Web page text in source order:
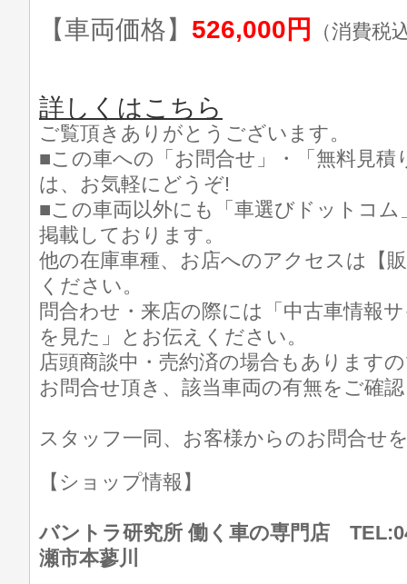
【車両価格】 526,000円 （消費税
詳しくはこちら
ご覧頂きありがとうございます。
■この車への「お問合せ」・「無料見積
は、お気軽にどうぞ!
■この車両以外にも「車選びドットコ
掲載しております。
他の在庫車種、お店へのアクセスは【
ください。
問合わせ・来店の際には「中古車情報
を見た」とお伝えください。
店頭商談中・売約済の場合もあります
お問合せ頂き、該当車両の有無をご確
スタッフ一同、お客様からのお問合せ
【ショップ情報】
バントラ研究所 働く車の専門店
瀬市本蓼川